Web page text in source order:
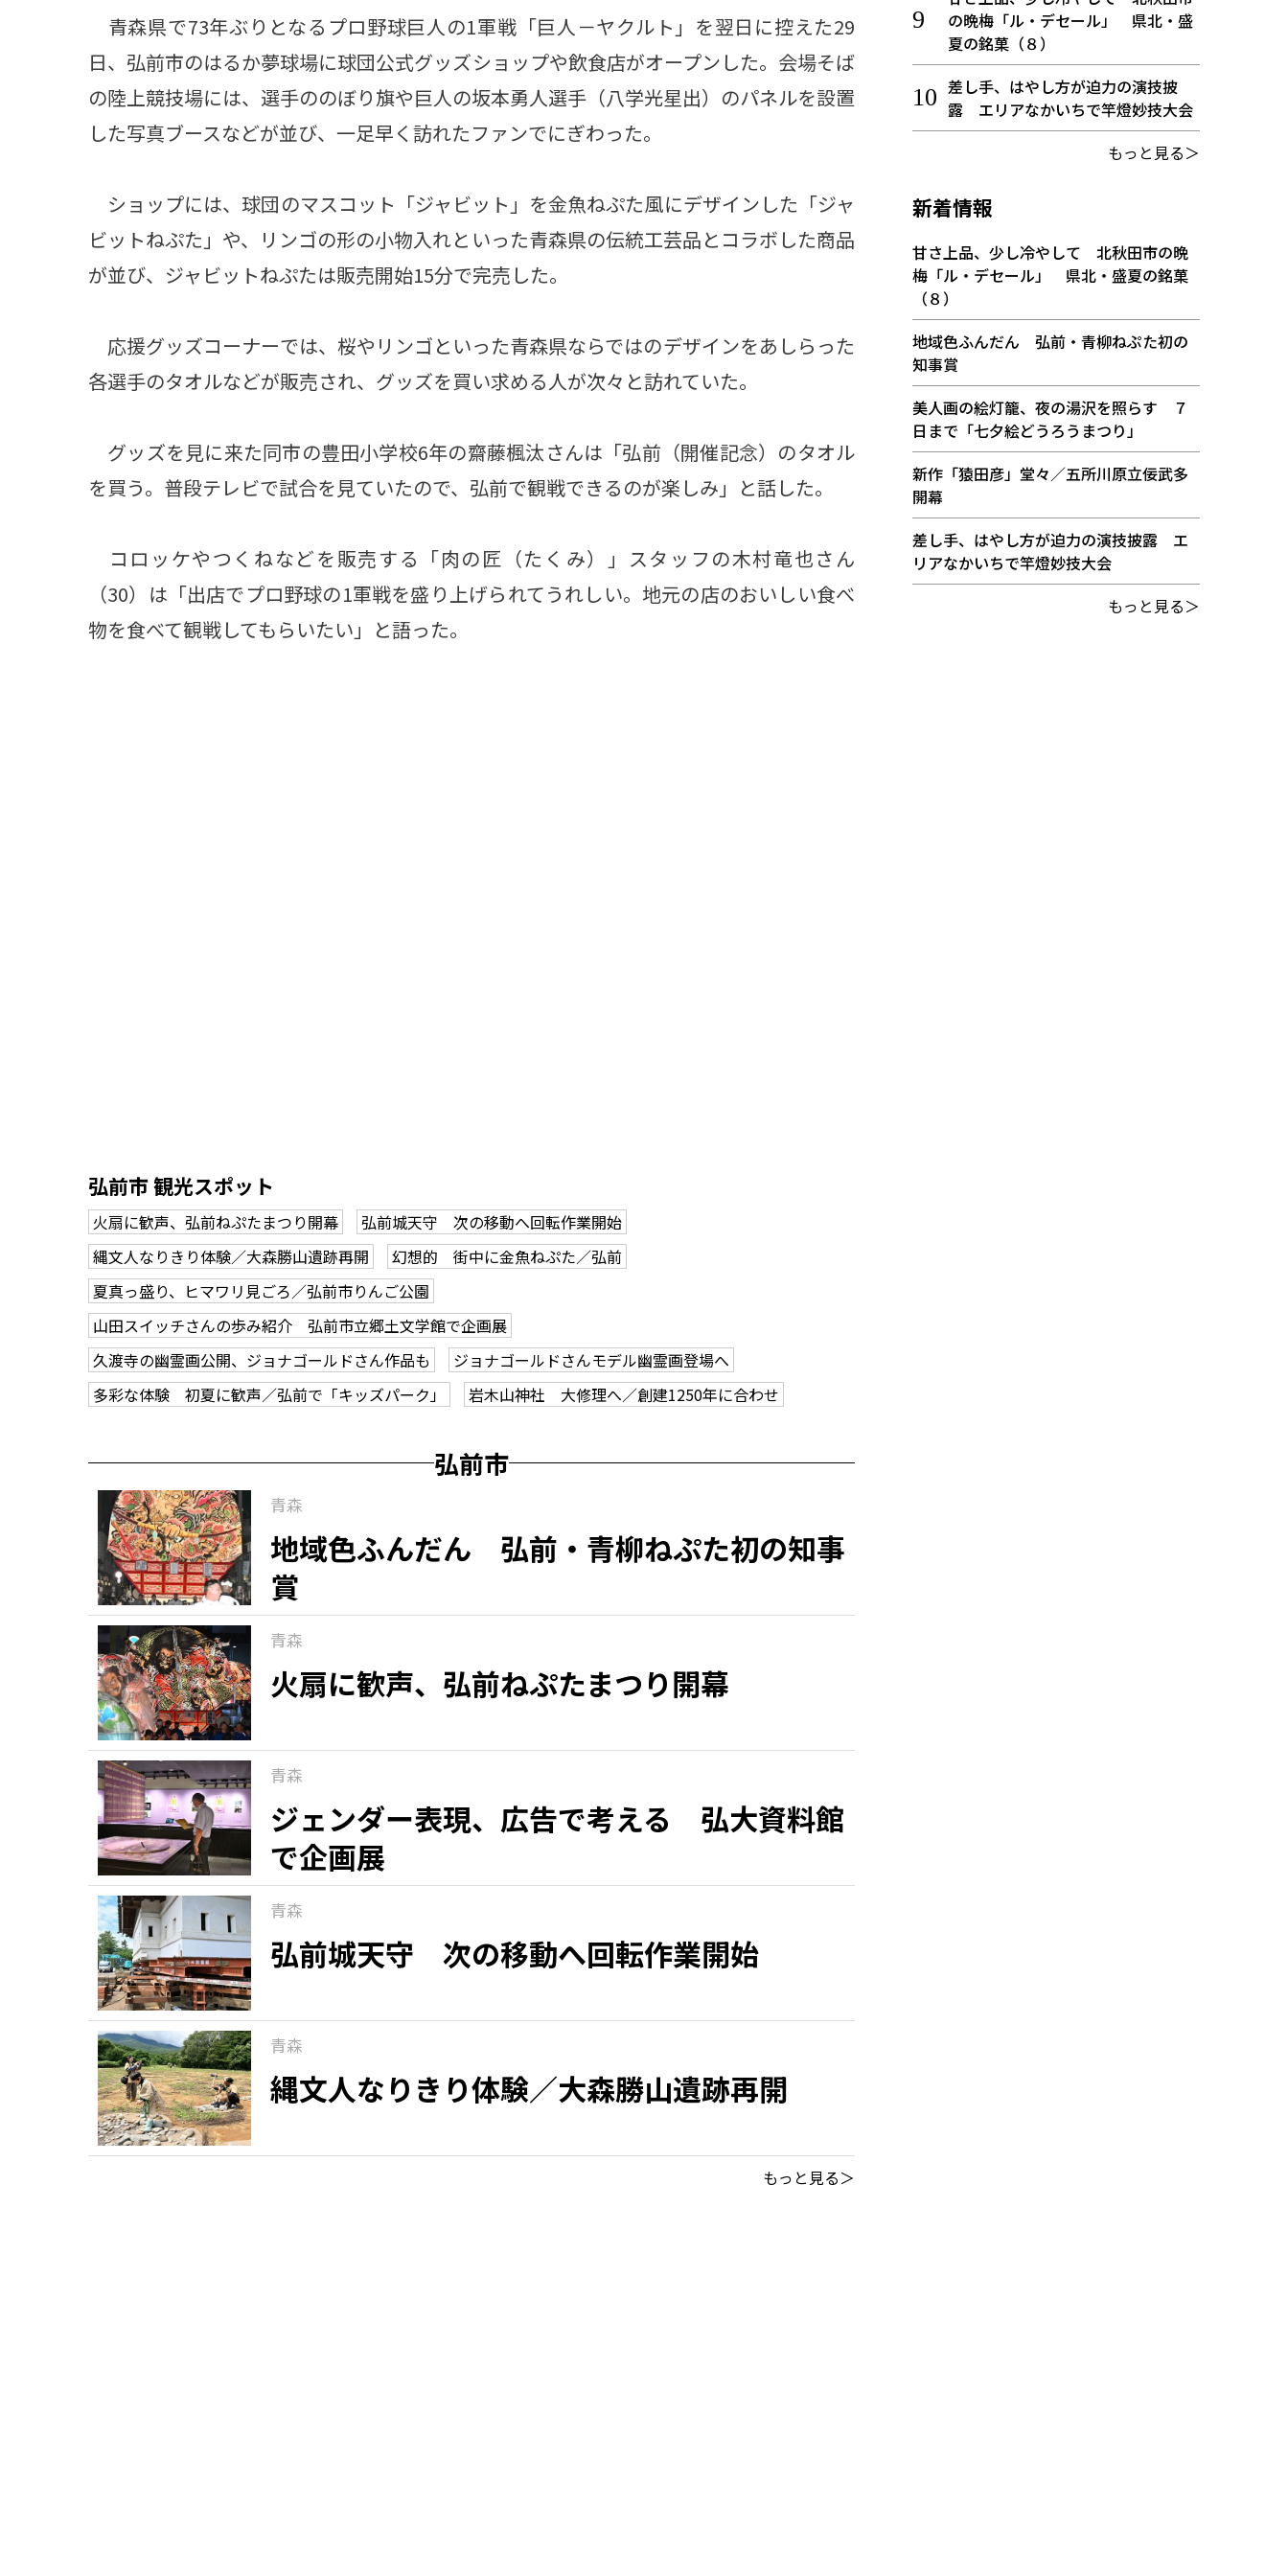
青森県で73年ぶりとなるプロ野球巨人の1軍戦「巨人－ヤクルト」を翌日に控えた29
日、弘前市のはるか夢球場に球団公式グッズショップや飲食店がオープンした。会場そば
の陸上競技場には、選手ののぼり旗や巨人の坂本勇人選手（八学光星出）のパネルを設置
した写真ブースなどが並び、一足早く訪れたファンでにぎわった。
ショップには、球団のマスコット「ジャビット」を金魚ねぷた風にデザインした「ジャ
ビットねぷた」や、リンゴの形の小物入れといった青森県の伝統工芸品とコラボした商品
が並び、ジャビットねぷたは販売開始15分で完売した。
応援グッズコーナーでは、桜やリンゴといった青森県ならではのデザインをあしらった
各選手のタオルなどが販売され、グッズを買い求める人が次々と訪れていた。
グッズを見に来た同市の豊田小学校6年の齋藤楓汰さんは「弘前（開催記念）のタオル
を買う。普段テレビで試合を見ていたので、弘前で観戦できるのが楽しみ」と話した。
コロッケやつくねなどを販売する「肉の匠（たくみ）」スタッフの木村竜也さん
（30）は「出店でプロ野球の1軍戦を盛り上げられてうれしい。地元の店のおいしい食べ
物を食べて観戦してもらいたい」と語った。
弘前市 観光スポット
火扇に歓声、弘前ねぷたまつり開幕
弘前城天守 次の移動へ回転作業開始
縄文人なりきり体験／大森勝山遺跡再開
幻想的 街中に金魚ねぷた／弘前
夏真っ盛り、ヒマワリ見ごろ／弘前市りんご公園
山田スイッチさんの歩み紹介 弘前市立郷土文学館で企画展
久渡寺の幽霊画公開、ジョナゴールドさん作品も
ジョナゴールドさんモデル幽霊画登場へ
多彩な体験 初夏に歓声／弘前で「キッズパーク」
岩木山神社 大修理へ／創建1250年に合わせ
弘前市
青森
地域色ふんだん 弘前・青柳ねぷた初の知事
賞
青森
火扇に歓声、弘前ねぷたまつり開幕
青森
ジェンダー表現、広告で考える 弘大資料館
で企画展
青森
弘前城天守 次の移動へ回転作業開始
青森
縄文人なりきり体験／大森勝山遺跡再開
もっと見る＞
の晩梅「ル・デセール」 県北・盛
夏の銘菓（８）
差し手、はやし方が迫力の演技披
露 エリアなかいちで竿燈妙技大会
もっと見る＞
新着情報
甘さ上品、少し冷やして 北秋田市の晩
梅「ル・デセール」 県北・盛夏の銘菓
（８）
地域色ふんだん 弘前・青柳ねぷた初の
知事賞
美人画の絵灯籠、夜の湯沢を照らす ７
日まで「七夕絵どうろうまつり」
新作「猿田彦」堂々／五所川原立佞武多
開幕
差し手、はやし方が迫力の演技披露 エ
リアなかいちで竿燈妙技大会
もっと見る＞